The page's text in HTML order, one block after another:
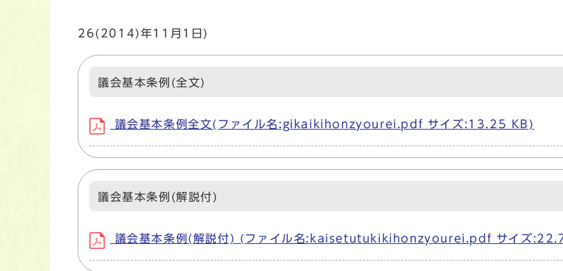
(施行日
26(2014)年11月1日)
議会基本条例(全文)
議会基本条例全文(ファイル名:gikaikihonzyourei.pdf サイズ:13.25 KB)
議会基本条例(解説付)
議会基本条例(解説付) (ファイル名:kaisetutukikihonzyourei.pdf サイズ